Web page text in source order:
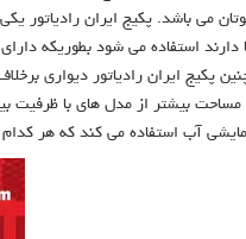
می باشد. پکیج ایران رادیاتور
استفاده می شود بطوریکه
پکیج ایران رادیاتور دیواری
مساحت بیشتر از مدل های با
آب استفاده می کند که هر